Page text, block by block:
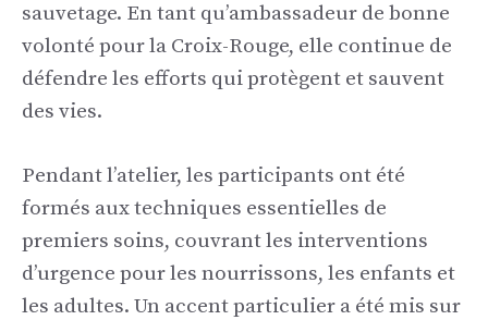
sauvetage. En tant qu’ambassadeur de bonne
volonté pour la Croix-Rouge, elle continue de
défendre les efforts qui protègent et sauvent
des vies.
Pendant l’atelier, les participants ont été
formés aux techniques essentielles de
premiers soins, couvrant les interventions
d’urgence pour les nourrissons, les enfants et
les adultes. Un accent particulier a été mis sur